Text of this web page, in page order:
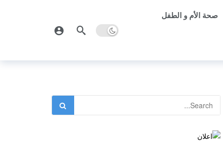
صحة الأم و الطفل